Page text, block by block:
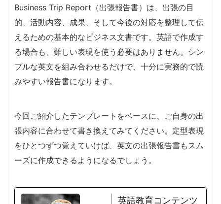
Business Trip Report（出張報告書）は、出張の目
的、活動内容、成果、そして今後の対応を整理して伝
えるための基本的なビジネス文書です。英語で作成す
る場合も、難しい表現を使う必要はありません。シン
プルな英文を組み合わせるだけで、十分に実務的で読
みやすい報告書になります。
今回ご紹介したテンプレートをベースに、ご自身の出
張内容に合わせて書き換えてみてください。定型表現
をひとつずつ覚えていけば、英文の出張報告書もスム
ーズに作成できるようになるでしょう。
英語教育コンテンツ